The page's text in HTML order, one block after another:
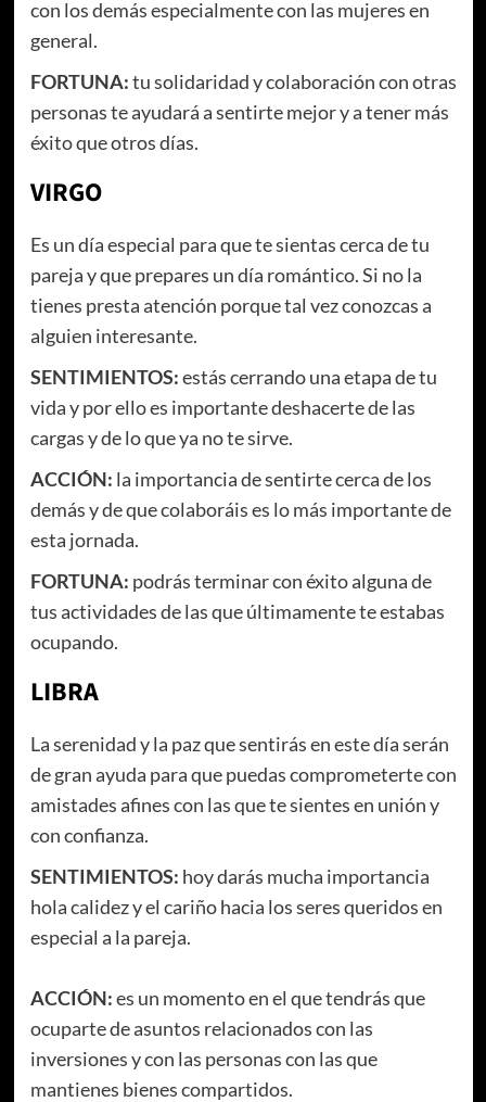
con los demás especialmente con las mujeres en
general.
FORTUNA:tu solidaridad y colaboración con otras
personas te ayudará a sentirte mejor y a tener más
éxito que otros días.
VIRGO
Es un día especial para que te sientas cerca de tu
pareja y que prepares un día romántico. Si no la
tienes presta atención porque tal vez conozcas a
alguien interesante.
SENTIMIENTOS:estás cerrando una etapa de tu
vida y por ello es importante deshacerte de las
cargas y de lo que ya no te sirve.
ACCIÓN: la importancia de sentirte cerca de los
demás y de que colaboráis es lo más importante de
esta jornada.
FORTUNA: podrás terminar con éxito alguna de
tus actividades de las que últimamente te estabas
ocupando.
LIBRA
La serenidad y la paz que sentirás en este día serán
de gran ayuda para que puedas comprometerte con
amistades afines con las que te sientes en unión y
con confianza.
SENTIMIENTOS: hoy darás mucha importancia
hola calidez y el cariño hacia los seres queridos en
especial a la pareja.
ACCIÓN:es un momento en el que tendrás que
ocuparte de asuntos relacionados con las
inversiones y con las personas con las que
mantienes bienes compartidos.